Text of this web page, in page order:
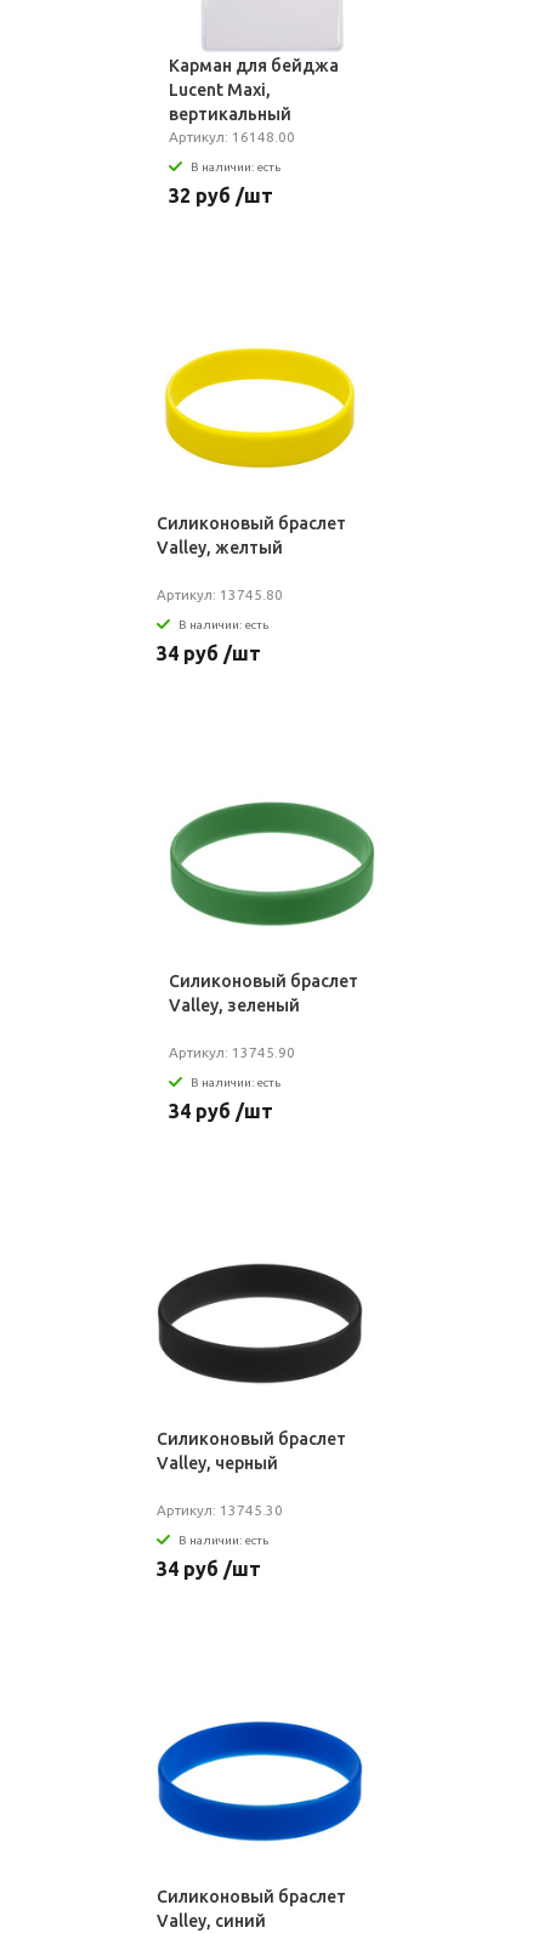
Карман для бейджа
Lucent Maxi,
вертикальный
Артикул: 16148.00
В наличии: есть
32 руб /шт
Силиконовый браслет
Valley, желтый
Артикул: 13745.80
В наличии: есть
34 руб /шт
Силиконовый браслет
Valley, зеленый
Артикул: 13745.90
В наличии: есть
34 руб /шт
Силиконовый браслет
Valley, черный
Артикул: 13745.30
В наличии: есть
34 руб /шт
Силиконовый браслет
Valley, синий